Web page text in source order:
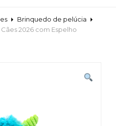
Brinquedo de pelúcia
2026 com Espelho